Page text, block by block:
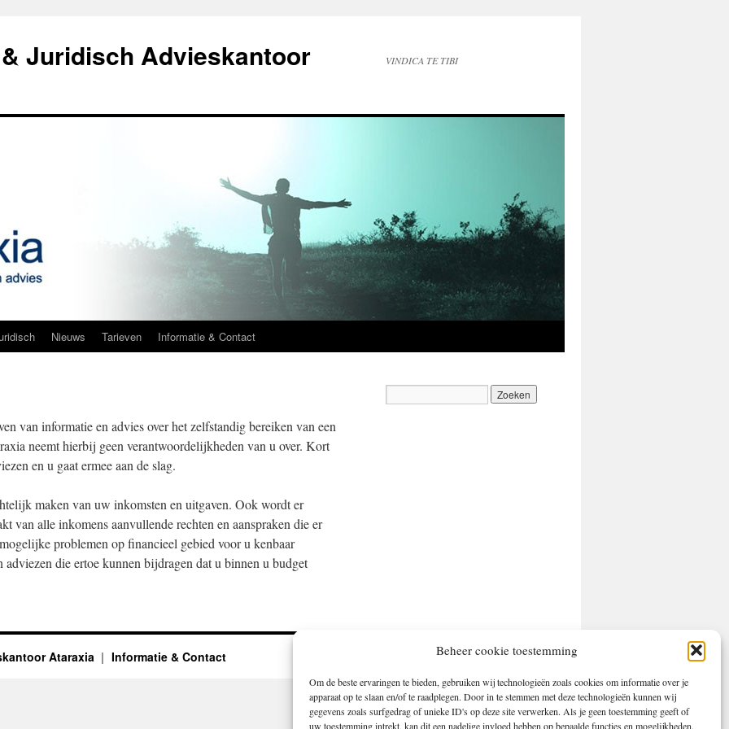
Beheer cookie toestemming
Om de beste ervaringen te bieden, gebruiken wij technologieën zoals cookies om informatie over je
apparaat op te slaan en/of te raadplegen. Door in te stemmen met deze technologieën kunnen wij
gegevens zoals surfgedrag of unieke ID's op deze site verwerken. Als je geen toestemming geeft of
uw toestemming intrekt, kan dit een nadelige invloed hebben op bepaalde functies en mogelijkheden.
Juridisch Advieskantoor
VINDICA TE TIBI
Nieuws Tarieven Informatie & Contact
van informatie en advies over het zelfstandig bereiken van een
neemt hierbij geen verantwoordelijkheden van u over. Kort
en u gaat ermee aan de slag.
maken van uw inkomsten en uitgaven. Ook wordt er
van alle inkomens aanvullende rechten en aanspraken die er
problemen op financieel gebied voor u kenbaar
die ertoe kunnen bijdragen dat u binnen u budget
Ataraxia Informatie & Contact Mogelijk gemaakt door WordPress.